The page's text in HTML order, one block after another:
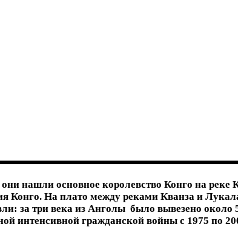
нашли основное королевство Конго на
Конго. На плато между реками Кванза и
за три века из Анголы было вывезено
интенсивной гражданской войны с 1975 по